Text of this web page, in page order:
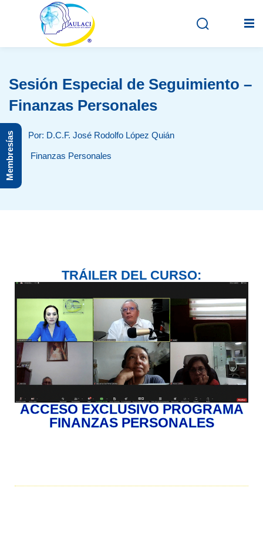
Inicio
Grabados
Sesión Especial de Seguimiento –
Finanzas Personales
Por: D.C.F. José Rodolfo López Quián
Finanzas Personales
TRÁILER DEL CURSO:
ACCESO EXCLUSIVO PROGRAMA
FINANZAS PERSONALES
Membresías